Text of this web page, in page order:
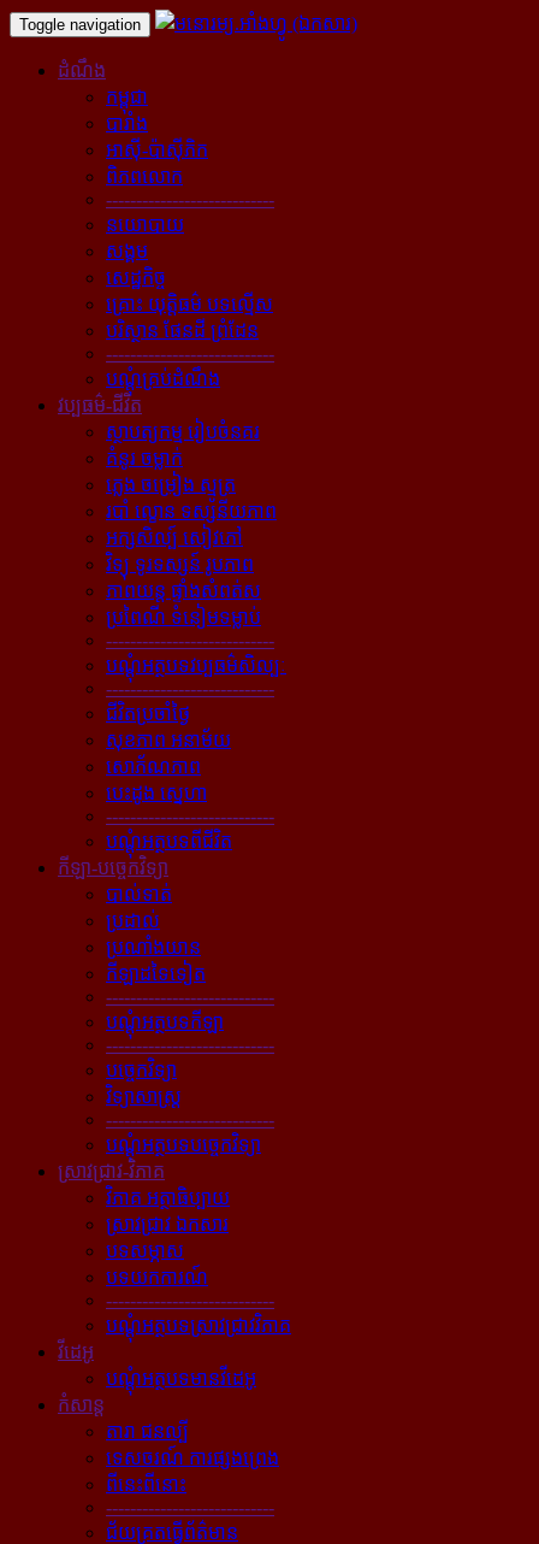
Toggle navigation
ដំណឹង
កម្ពុជា
បារាំង
អាស៊ី-ប៉ាស៊ីភិក
ពិភពលោក
----------------------------
នយោបាយ
សង្គម
សេដ្ឋកិច្ច
គ្រោះ យុត្តិធម៌ បទល្មើស
បរិស្ថាន ផែនដី ព្រំដែន
----------------------------
បណ្ដុំគ្រប់ដំណឹង
វប្បធម៌-ជីវិត
ស្ថាបត្យកម្ម រៀបចំនគរ
គំនូរ ចម្លាក់
ភ្លេង ចម្រៀង ស្មូត្រ
របាំ ល្ខោន ទស្សនីយភាព
អក្សសិល្ប៍ សៀវភៅ
វិទ្យុ ទូរទស្សន៍ រូបភាព
ភាពយន្ដ ផ្ទាំងសំពត់ស
ប្រពៃណី ទំនៀមទម្លាប់
----------------------------
បណ្ដុំអត្ថបទវប្បធម៌សិល្បៈ
----------------------------
ជីវិតប្រចាំថ្ងៃ
សុខភាព អនាម័យ
សោភ័ណភាព
បេះដូង ស្នេហា
----------------------------
បណ្ដុំអត្ថបទពីជីវិត
កីឡា-បច្ចេកវិទ្យា
បាល់ទាត់
ប្រដាល់
ប្រណាំងយាន
កីឡាដទៃទៀត
----------------------------
បណ្ដុំអត្ថបទកីឡា
----------------------------
បច្ចេកវិទ្យា
វិទ្យាសាស្ត្រ
----------------------------
បណ្ដុំអត្ថបទបច្ចេកវិទ្យា
ស្រាវជ្រាវ-វិភាគ
វិភាគ អត្ថាធិប្បាយ
ស្រាវជ្រាវ ឯកសារ
បទសម្ភាស
បទយកការណ៍
----------------------------
បណ្ដុំអត្ថបទស្រាវជ្រាវវិភាគ
វីដេអូ
បណ្ដុំអត្ថបទមានវីដេអូ
កំសាន្ដ
តារា ជនល្បី
ទេសចរណ៍ ការផ្សងព្រេង
ពីនេះពីនោះ
----------------------------
ជ័យគ្រតធ្វើព័ត៌មាន